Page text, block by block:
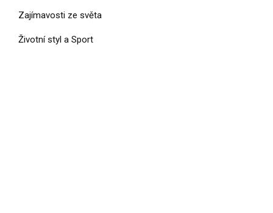
Zajímavosti ze světa
Životní styl a Sport